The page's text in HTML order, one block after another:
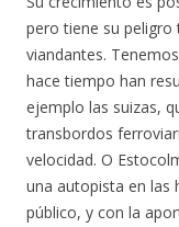
pero tiene su
viandantes.
hace tiempo han
ejemplo las suizas,
transbordos
velocidad. O
una autopista en las
público, y con la